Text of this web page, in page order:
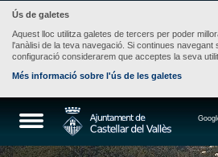
Ús de galetes
Aquest lloc utilitza galetes de tercers per poder
l'anàlisi de la teva navegació. Si continues navegant
configuració considerarem que acceptes la seva
Més informació sobre l'ús de les galetes